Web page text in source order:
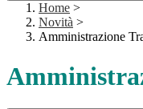
Home >
Novità >
Amministrazione